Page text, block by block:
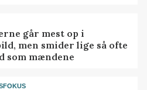
går mest op i
men smider lige så ofte
som mændene